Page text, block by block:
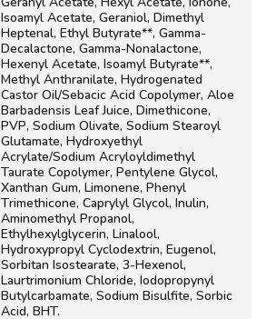
Isoamyl Acetate, Geraniol, Dimethyl
Heptenal, Ethyl Butyrate**, Gamma-
Decalactone, Gamma-Nonalactone,
Hexenyl Acetate, Isoamyl Butyrate**,
Methyl Anthranilate, Hydrogenated
Castor Oil/Sebacic Acid Copolymer, Aloe
Barbadensis Leaf Juice, Dimethicone,
PVP, Sodium Olivate, Sodium Stearoyl
Glutamate, Hydroxyethyl
Acrylate/Sodium Acryloyldimethyl
Taurate Copolymer, Pentylene Glycol,
Xanthan Gum, Limonene, Phenyl
Trimethicone, Caprylyl Glycol, Inulin,
Aminomethyl Propanol,
Ethylhexylglycerin, Linalool,
Hydroxypropyl Cyclodextrin, Eugenol,
Sorbitan Isostearate, 3-Hexenol,
Laurtrimonium Chloride, Iodopropynyl
Butylcarbamate, Sodium Bisulfite, Sorbic
Acid, BHT.